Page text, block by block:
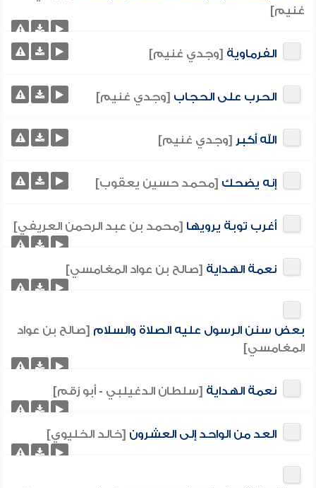
غنيم]
الفرماوية [وجدي غنيم]
الحرب على الحجاب [وجدي غنيم]
الله أكبر [وجدي غنيم]
إنه يضحك [محمد حسين يعقوب]
أغرب توبة يرويها [محمد بن عبد الرحمن العريفي]
نعمة الهداية [صالح بن عواد المغامسي]
بعض سنن الرسول عليه الصلاة والسلام [صالح بن عواد
المغامسي]
نعمة الهداية [سلطان الدغيلبي - أبو زقم]
العد من الواحد إلى العشرون [خالد الخليوي]